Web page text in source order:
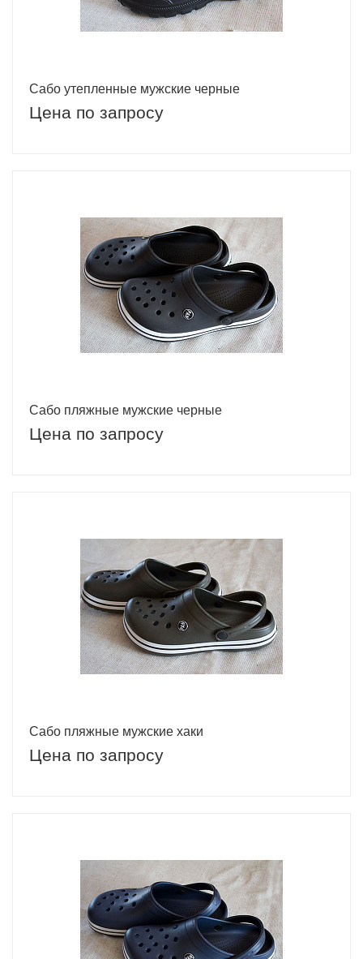
Сабо утепленные мужские черные
Цена по запросу
Сабо пляжные мужские черные
Цена по запросу
Сабо пляжные мужские хаки
Цена по запросу